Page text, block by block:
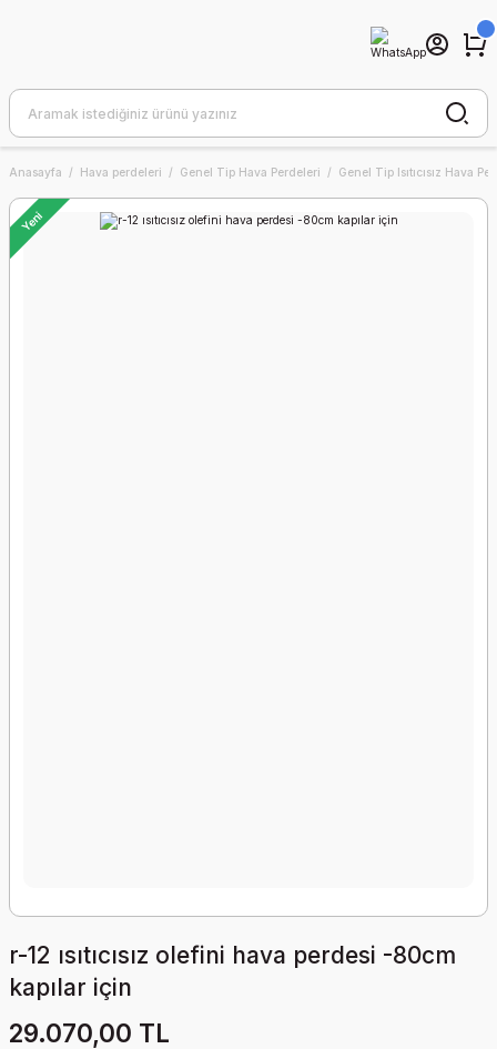
Anasayfa Hava perdeleri Genel Tip Hava Perdeleri Genel Tip Isıtıcısız Hava
Yeni
r-12 ısıtıcısız olefini hava perdesi -80cm
kapılar için
29.070,00 TL